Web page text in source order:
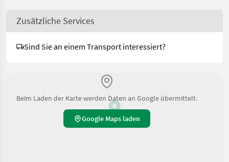
Zusätzliche Services
Sind Sie an einem Transport interessiert?
Beim Laden der Karte werden Daten an Google übermittelt.
Google Maps laden